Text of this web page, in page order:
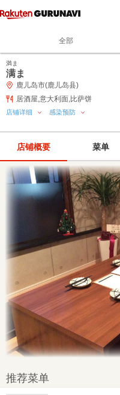
全部
満ま
满ま
鹿儿岛市(鹿儿岛县)
居酒屋,意大利面,比萨饼
店铺详细 感染预防
店铺概要 菜单
推荐菜单